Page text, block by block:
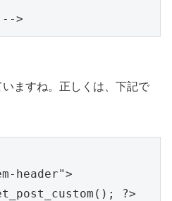
ますね。正しくは、下記で
header">
?>